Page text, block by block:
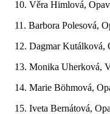
10. Věra Himlová,
11. Barbora Polesová,
12. Dagmar Kutálková,
13. Monika Uherková,
14. Marie Böhmová,
15. Iveta Bernátová,